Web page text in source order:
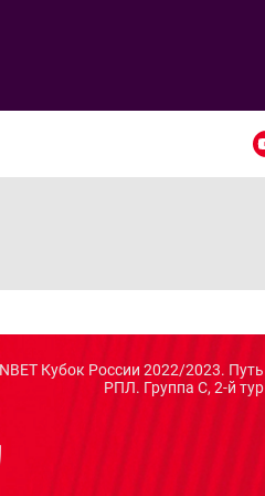
Кубок России 2022/2023. Путь
РПЛ. Группа C, 2-й тур